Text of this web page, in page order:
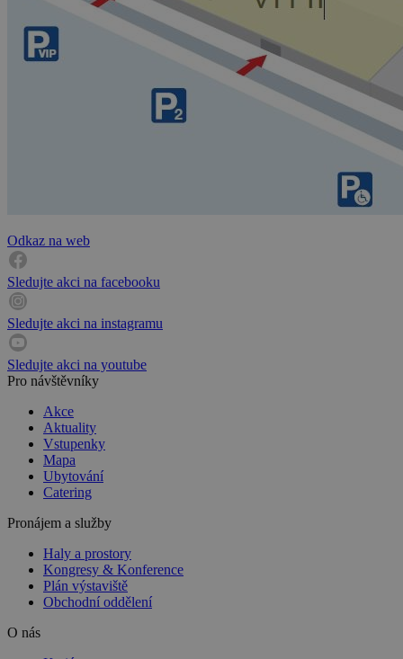
Odkaz na web
Sledujte akci na facebooku
Sledujte akci na instagramu
Sledujte akci na youtube
Pro návštěvníky
Akce
Aktuality
Vstupenky
Mapa
Ubytování
Catering
Pronájem a služby
Haly a prostory
Kongresy & Konference
Plán výstaviště
Obchodní oddělení
O nás